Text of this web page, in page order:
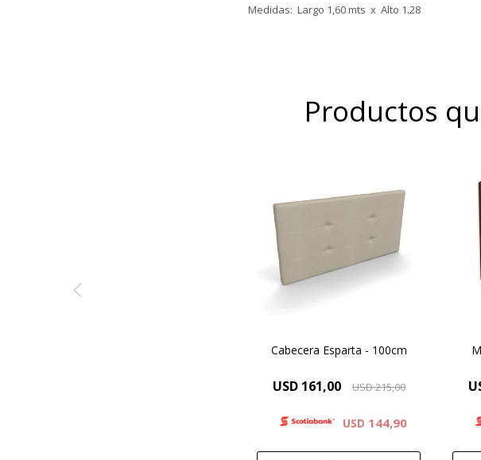
Medidas: Largo 1,60 mts x Alto 1.28
Productos
Chenille y Eco-Cuero
Cabecera Esparta - 100cm
USD 161,00 USD215,00
USD 144,90